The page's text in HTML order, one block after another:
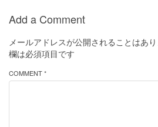
Add a Comment
メールアドレスが公開されることはあり
欄は必須項目です
COMMENT *